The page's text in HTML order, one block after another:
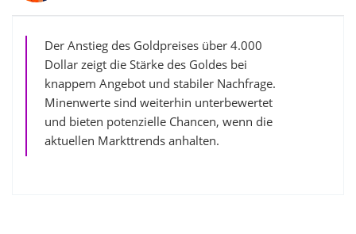
Der Anstieg des Goldpreises über 4.000
Dollar zeigt die Stärke des Goldes bei
knappem Angebot und stabiler Nachfrage.
Minenwerte sind weiterhin unterbewertet
und bieten potenzielle Chancen, wenn die
aktuellen Markttrends anhalten.